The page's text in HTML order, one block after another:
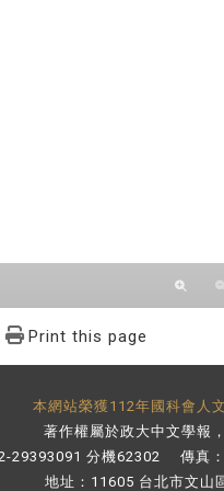
Print this page
本網站榮獲112年國科會人
著作權屬於政大中文學報
29393091 分機62302 傳真
地址：11605 台北市文山